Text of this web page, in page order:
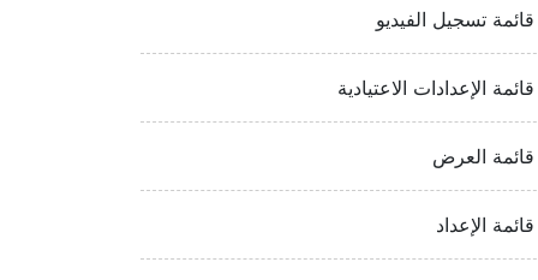
قائمة تسجيل الفيديو
قائمة الإعدادات الاعتيادية
قائمة العرض
قائمة الإعداد